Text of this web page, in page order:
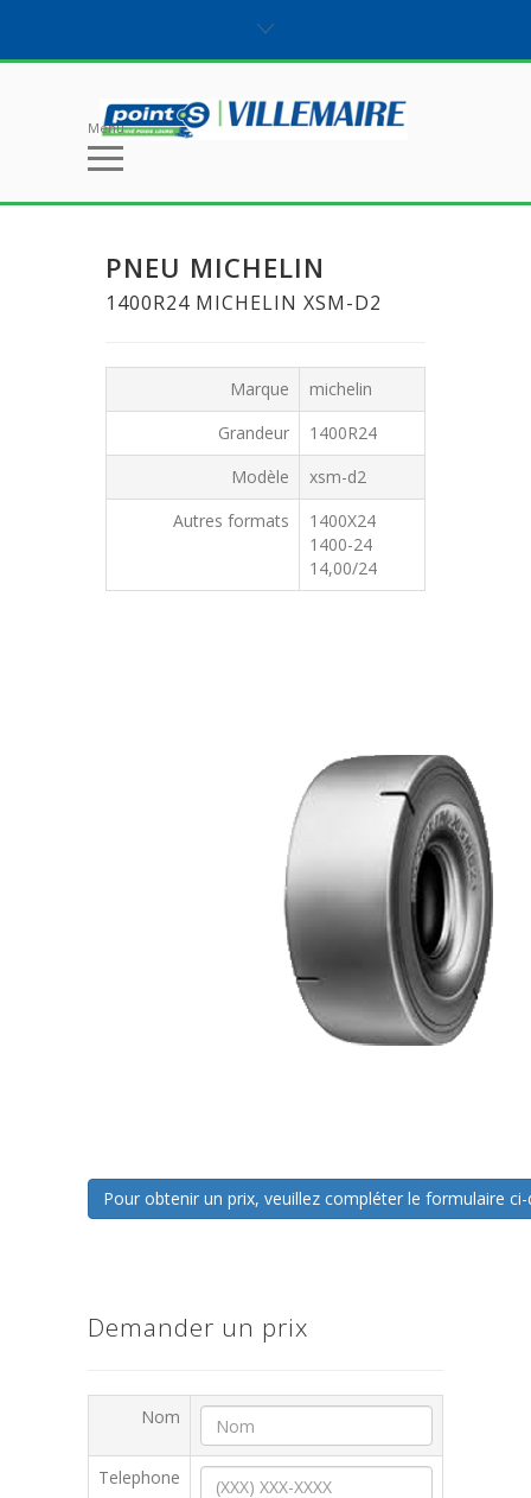
Menu
PNEU MICHELIN
1400R24 MICHELIN XSM-D2
Marque
michelin
Grandeur
1400R24
Modèle
xsm-d2
Autres formats
1400X24
1400-24
14,00/24
Pour obtenir un prix, veuillez compléter le formulaire
Demander un prix
Nom
Telephone